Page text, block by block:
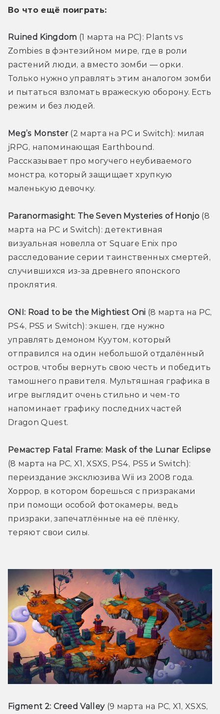
Во что ещё поиграть:
Ruined Kingdom (1 марта на PC): Plants vs
Zombies в фэнтезийном мире, где в роли
растений люди, а вместо зомби — орки.
Только нужно управлять этим аналогом зомби
и пытаться взломать вражескую оборону. Есть
режим и без людей.
Meg’s Monster (2 марта на PC и Switch): милая
jRPG, напоминающая Earthbound.
Рассказывает про могучего неубиваемого
монстра, который защищает хрупкую
маленькую девочку.
Paranormasight: The Seven Mysteries of Honjo (8
марта на PC и Switch): детективная
визуальная новелла от Square Enix про
расследование серии таинственных смертей,
случившихся из-за древнего японского
проклятия.
ONI: Road to be the Mightiest Oni (8 марта на PC,
PS4, PS5 и Switch): экшен, где нужно
управлять демоном Куутом, который
отправился на один небольшой отдалённый
остров, чтобы вернуть свою честь и победить
тамошнего правителя. Мультяшная графика в
игре выглядит очень стильно и чем-то
напоминает графику последних частей
Dragon Quest.
Ремастер Fatal Frame: Mask of the Lunar Eclipse
(8 марта на PC, X1, XSXS, PS4, PS5 и Switch):
переиздание эксклюзива Wii из 2008 года.
Хоррор, в котором борешься с призраками
при помощи особой фотокамеры, ведь
призраки, запечатлённые на её плёнку,
теряют свои силы.
Figment 2: Creed Valley (9 марта на PC, X1, XSXS,